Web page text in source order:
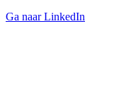
Ga naar LinkedIn